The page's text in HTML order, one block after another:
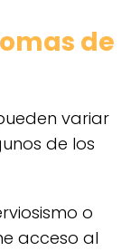
de
variar
de los
o
acceso al